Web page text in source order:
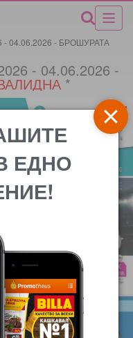
- 04.06.2026 - БРОШУРАТА
- 04.06.2026 -
*
ЕДНО